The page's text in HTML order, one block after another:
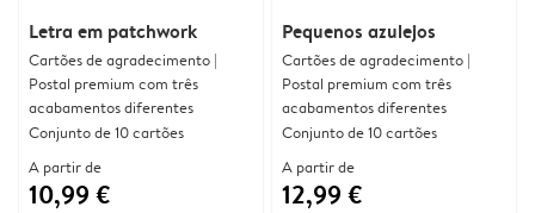
Letra em patchwork
Cartões de agradecimento |
Postal premium com três
acabamentos diferentes
Conjunto de 10 cartões
A partir de
10,99 €
Pequenos azulejos
Cartões de agradecimento |
Postal premium com três
acabamentos diferentes
Conjunto de 10 cartões
A partir de
12,99 €